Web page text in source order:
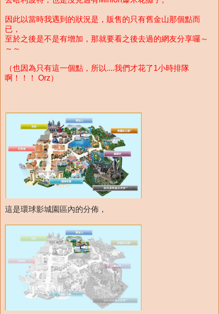
因此以當時我遇到的狀況是，販售的只有舊金山那個點而
已，
至於之後是不是有增加，那就要看之後去過的網友分享囉～
～～
（也因為只有這一個點，所以....我們才花了1小時排隊
啊！！！ Orz）
這是環球影城園區內的分佈，